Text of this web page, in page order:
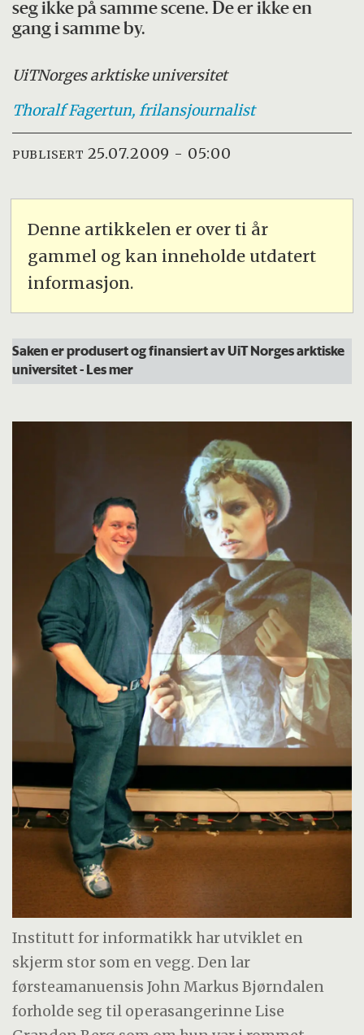
seg ikke på samme scene. De er ikke en
gang i samme by.
UiTNorges arktiske universitet
Thoralf Fagertun, frilansjournalist
PUBLISERT 25.07.2009 - 05:00
Denne artikkelen er over ti år
gammel og kan inneholde utdatert
informasjon.
Saken er produsert og finansiert av UiT Norges arktiske
universitet- Les mer
Institutt for informatikk har utviklet en
skjerm stor som en vegg. Den lar
førsteamanuensis John Markus Bjørndalen
forholde seg til operasangerinne Lise